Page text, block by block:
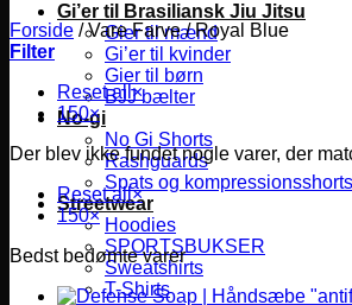
Gi’er til Brasiliansk Jiu Jitsu
Gier til mænd
Gi’er til kvinder
Gier til børn
BJJ bælter
No-gi
No Gi Shorts
Rashguards
Spats og kompressionsshorts
Streetwear
Hoodies
SPORTSBUKSER
Sweatshirts
T-Shirts
Forside /Vare Farve/Royal Blue
Filter
Reset all×
150×
Der blev ikke fundet nogle varer, der
Reset all×
150×
Bedst bedømte varer